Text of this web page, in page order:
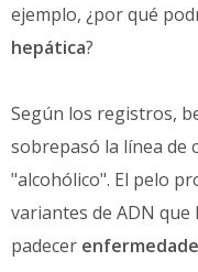
ejemplo, ¿por qué
hepática?
Según los registros,
sobrepasó la línea de
"alcohólico". El pelo
variantes de ADN que
padecer